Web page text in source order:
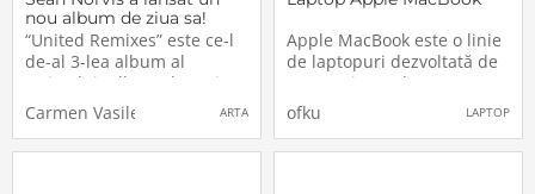
nou album de ziua sa!
“United Remixes” este ce-l
de-al 3-lea album al
artistului. Albumul contine
2 CD-uri, CD 1 conține
versiunile radio edit, iar CD
2 contine variantele
Carmen Vasilescu ARTA
Apple MacBook este o linie
de laptopuri dezvoltată de
compania Apple Inc. Aceste
laptopuri sunt cunoscute
pentru designul lor
elegant, performanța
ofku LAPTOP